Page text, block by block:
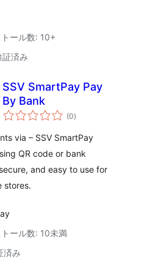
ール数: 10+
済み
SSV SmartPay Pay
By Bank
(0個
の
価
)
via – SSV SmartPay
QR code or bank
and easy to use for
stores.
ール数: 10未満
済み